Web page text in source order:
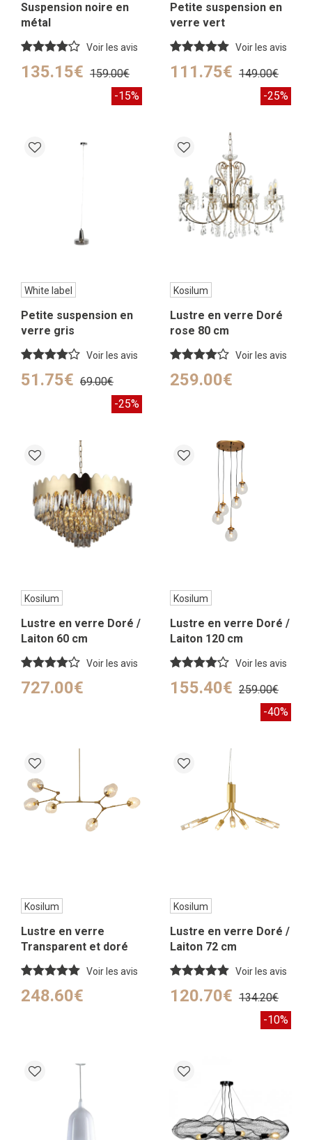
Suspension noire en
métal
Voir les avis
135.15€ 159.00€
-15%
Petite suspension en
verre vert
Voir les avis
111.75€ 149.00€
-25%
White label
Petite suspension en
verre gris
Voir les avis
51.75€ 69.00€
-25%
Kosilum
Lustre en verre Doré
rose 80 cm
Voir les avis
259.00€
Kosilum
Lustre en verre Doré /
Laiton 60 cm
Voir les avis
727.00€
Kosilum
Lustre en verre Doré /
Laiton 120 cm
Voir les avis
155.40€ 259.00€
-40%
Kosilum
Lustre en verre
Transparent et doré
150 cm
Voir les avis
248.60€
Kosilum
Lustre en verre Doré /
Laiton 72 cm
Voir les avis
120.70€ 134.20€
-10%